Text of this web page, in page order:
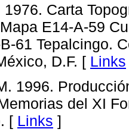
1976. Carta
E14-A-59
61 Tepalcingo.
D.F. [ Links
1996.
del XI
[ Links ]